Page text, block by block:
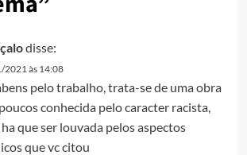
disse:
2021 às 14:08
pelo trabalho, trata-se de uma obra
conhecida pelo caracter racista,
ha que ser louvada pelos aspectos
que vc citou